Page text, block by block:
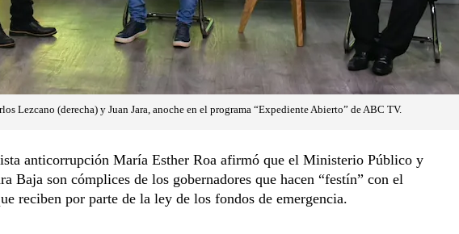
Lezcano (derecha) y Juan Jara, anoche en el programa “Expediente Abierto” de ABC TV.
anticorrupción María Esther Roa afirmó que el Ministerio Público y
Baja son cómplices de los gobernadores que hacen “festín” con el
reciben por parte de la ley de los fondos de emergencia.